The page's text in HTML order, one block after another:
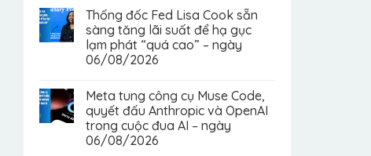
Thống đốc Fed Lisa Cook sẵn
sàng tăng lãi suất để hạ gục
lạm phát “quá cao” – ngày
06/08/2026
Meta tung công cụ Muse Code,
quyết đấu Anthropic và OpenAI
trong cuộc đua AI – ngày
06/08/2026